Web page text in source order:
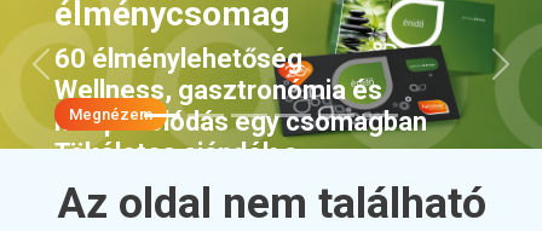
élménycsomag
60 élménylehetőség
Wellness, gasztronómia és
kikapcsolódás egy csomagban
Tökéletes ajándék a
feltöltődéshez
Megnézem
Előző
Az oldal nem található